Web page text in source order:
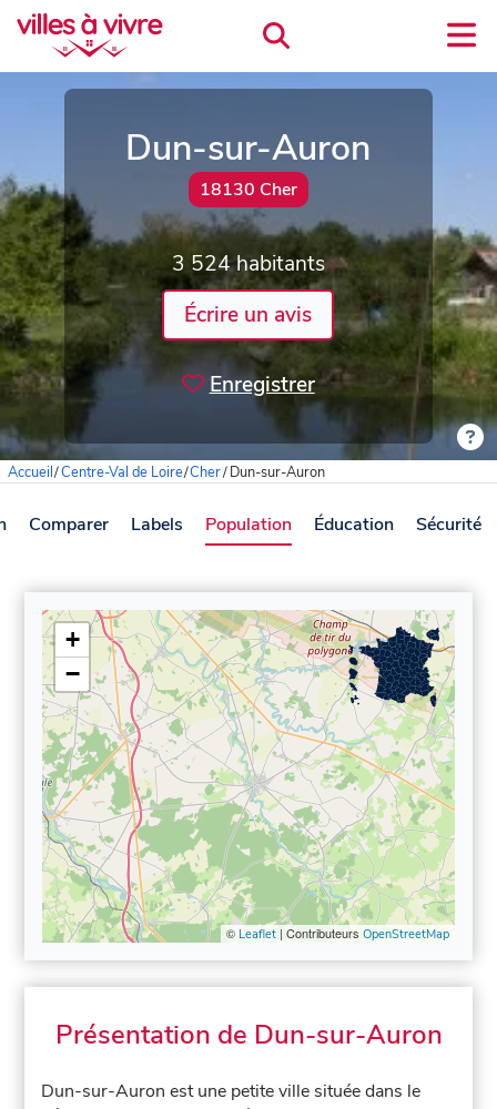
Dun-sur-Auron
18130 Cher
3 524 habitants
Écrire un avis
Enregistrer
Accueil/Centre-Val de Loire/Cher/Dun-sur-Auron
Comparer Labels Population Éducation Sécurité
+
−
© Leaflet| Contributeurs OpenStreetMap
Présentation de Dun-sur-Auron
Dun-sur-Auron est une petite ville située dans le